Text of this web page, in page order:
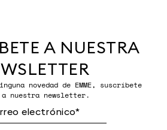
A NUESTRA
novedad de EMME, suscríbete
a nuestra newsletter.